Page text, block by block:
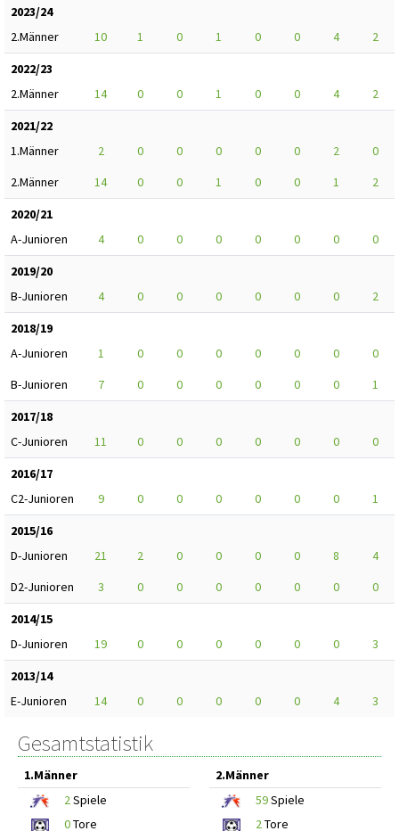
2023/24
2.Männer
10 1 0 1 0 0 4
2
2022/23
2.Männer
14 0 0 1 0 0 4
2
2021/22
1.Männer
2 0 0 0 0 0 2
0
2.Männer
14 0 0 1 0 0 1
2
2020/21
A-Junioren
4 0 0 0 0 0 0
0
2019/20
B-Junioren
4 0 0 0 0 0 0
2
2018/19
A-Junioren
1 0 0 0 0 0 0
0
B-Junioren
7 0 0 0 0 0 0
1
2017/18
C-Junioren
11 0 0 0 0 0 0
0
2016/17
C2-Junioren
9 0 0 0 0 0 0
1
2015/16
D-Junioren
21 2 0 0 0 0 8
4
D2-Junioren
3 0 0 0 0 0 0
0
2014/15
D-Junioren
19 0 0 0 0 0 0
3
2013/14
E-Junioren
14 0 0 0 0 0 4 3
Gesamtstatistik
1.Männer
2Spiele
0Tore
2.Männer
59Spiele
2Tore